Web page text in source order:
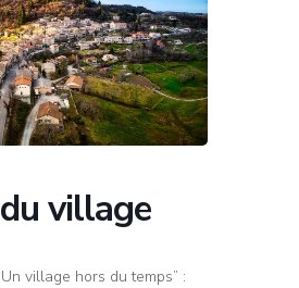
village
village hors du temps” :